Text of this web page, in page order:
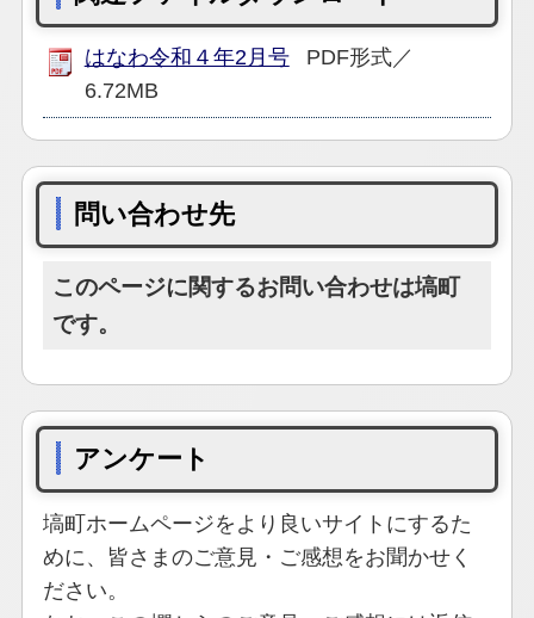
はなわ令和４年2月号
PDF形式／
6.72MB
問い合わせ先
このページに関するお問い合わせは塙町
です。
アンケート
塙町ホームページをより良いサイトにするた
めに、皆さまのご意見・ご感想をお聞かせく
ださい。